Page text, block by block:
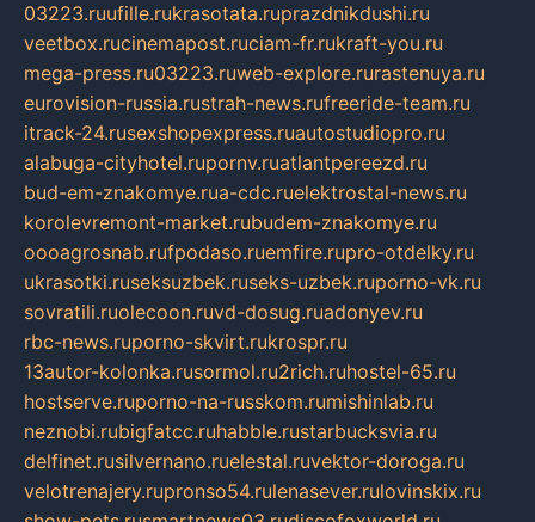
03223.ruufille.rukrasotata.ruprazdnikdushi.ru
veetbox.rucinemapost.ruciam-fr.rukraft-you.ru
mega-press.ru03223.ruweb-explore.rurastenuya.ru
eurovision-russia.rustrah-news.rufreeride-team.ru
itrack-24.rusexshopexpress.ruautostudiopro.ru
alabuga-cityhotel.rupornv.ruatlantpereezd.ru
bud-em-znakomye.rua-cdc.ruelektrostal-news.ru
korolevremont-market.rubudem-znakomye.ru
oooagrosnab.rufpodaso.ruemfire.rupro-otdelky.ru
ukrasotki.ruseksuzbek.ruseks-uzbek.ruporno-vk.ru
sovratili.ruolecoon.ruvd-dosug.ruadonyev.ru
rbc-news.ruporno-skvirt.rukrospr.ru
13autor-kolonka.rusormol.ru2rich.ruhostel-65.ru
hostserve.ruporno-na-russkom.rumishinlab.ru
neznobi.rubigfatcc.ruhabble.rustarbucksvia.ru
delfinet.rusilvernano.ruelestal.ruvektor-doroga.ru
velotrenajery.rupronso54.rulenasever.rulovinskix.ru